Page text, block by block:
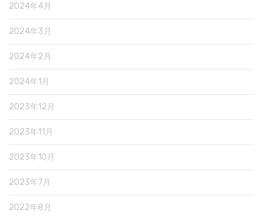
2024年4月
2024年3月
2024年2月
2024年1月
2023年12月
2023年11月
2023年10月
2023年7月
2022年8月